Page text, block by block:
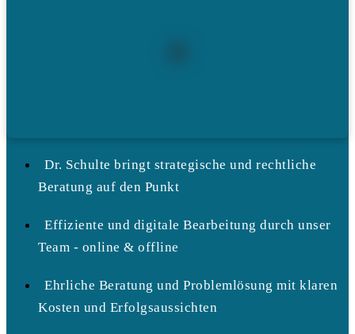
Dr. Schulte bringt strategische und rechtliche
Beratung auf den Punkt
Effiziente und digitale Bearbeitung durch unser
Team - online & offline
Ehrliche Beratung und Problemlösung mit klaren
Kosten und Erfolgsaussichten